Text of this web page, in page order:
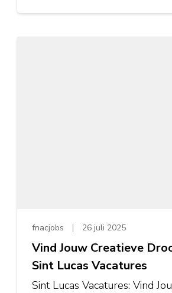
fnacjobs 26 juli 2025
Vind Jouw Creatieve
Sint Lucas Vacatures
Sint Lucas Vacatures: Vind